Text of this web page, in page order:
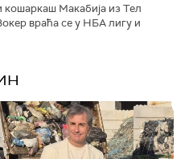
Макабија из Тел
враћа се у НБА лигу и